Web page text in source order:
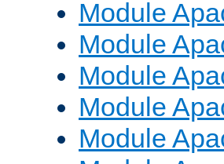
Module
Module
Module
Module
Module